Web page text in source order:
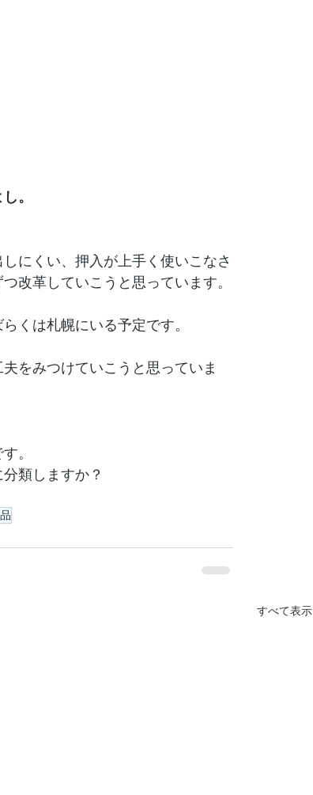
。
にくい、押入が上手く使いこなさ
改革していこうと思っています。
くは札幌にいる予定です。
をみつけていこうと思っていま
。
類しますか？
すべて表示